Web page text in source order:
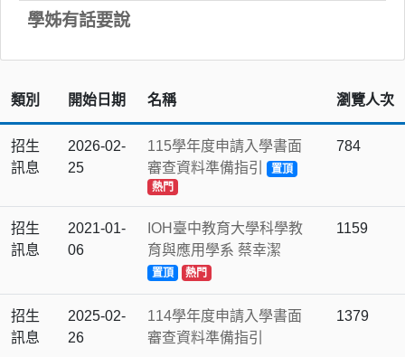
學姊有話要說
類別 開始日期 名稱 瀏覽人次
招生
訊息
2026-02-
25
115學年度申請入學書面
審查資料準備指引
置頂
熱門
784
招生
訊息
2021-01-
06
IOH臺中教育大學科學教
育與應用學系 蔡幸潔
置頂 熱門
1159
招生
訊息
2025-02-
26
114學年度申請入學書面
審查資料準備指引
1379